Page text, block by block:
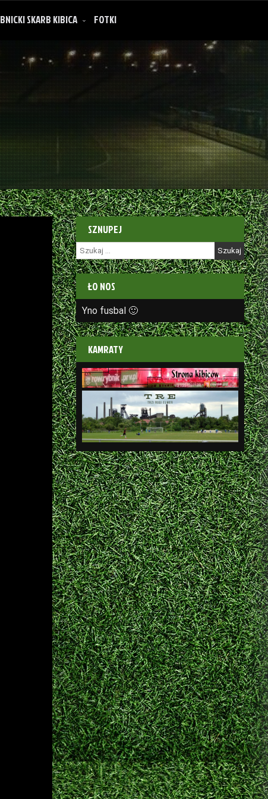
SKARB KIBICA FOTKI
SZNUPEJ
Szukaj:
ŁO NOS
Yno fusbal 🙂
KAMRATY